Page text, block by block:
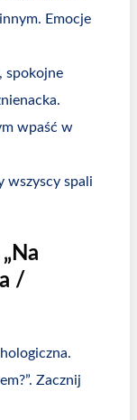
Emocje
spokojne
wpaść w
wszyscy spali
/
Zacznij